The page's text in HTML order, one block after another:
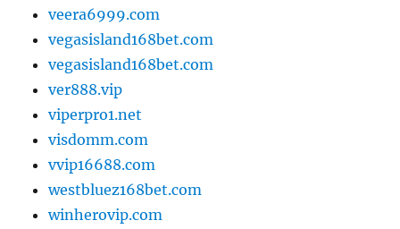
veera6999.com
vegasisland168bet.com
vegasisland168bet.com
ver888.vip
viperpro1.net
visdomm.com
vvip16688.com
westbluez168bet.com
winherovip.com